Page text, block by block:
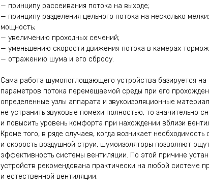
— принципу рассеивания потока на выходе;
— принципу разделения цельного потока на несколько
мощность;
— увеличению проходных сечений;
— уменьшению скорости движения потока в камерах
— отражению шума и его сбросу.
Сама работа шумопоглощающего устройства базируется на
параметров потока перемещаемой среды при его
определенные узлы аппарата и звукоизоляционные
не устранить звуковые помехи полностью, то значительно
и повысить уровень комфорта при нахождении вблизи
Кроме того, в ряде случаев, когда возникает необходимость
и скорость воздушной струи, шумоизоляторы позволяют
эффективность системы вентиляции. По этой причине
устройств рекомендована практически на любой системе
и естественной вентиляции.